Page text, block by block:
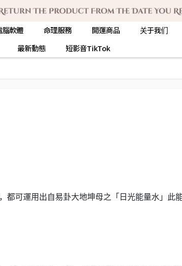
腦軟體 命理服務 開運商品
关于我们
最新動態 短影音TikTok
都可運用出自易卦大地坤母之「日光能量水」此